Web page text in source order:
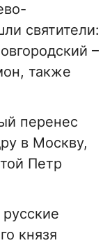
святители:
–
также
перенес
в Москву,
Петр
князя